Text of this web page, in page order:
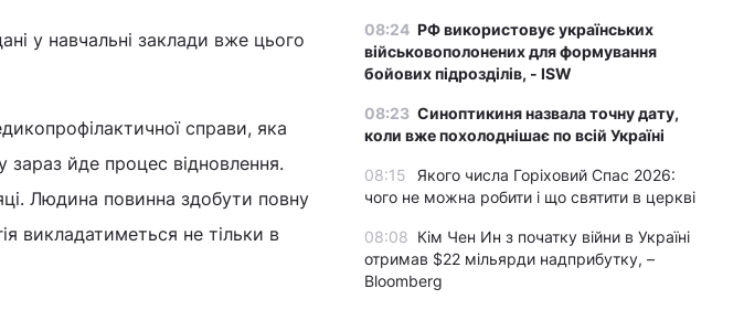
у навчальні заклади вже цього
справи, яка
зараз йде процес відновлення.
Людина повинна здобути повну
викладатиметься не тільки в
08:24 РФ використовує українських
військовополонених для формування
бойових підрозділів, - ISW
08:23 Синоптикиня назвала точну дату,
коли вже похолоднішає по всій Україні
08:15
Якого числа Горіховий Спас 2026:
чого не можна робити і що святити в церкві
08:08 Кім Чен Ин з початку війни в Україні
отримав $22 мільярди надприбутку, –
Bloomberg